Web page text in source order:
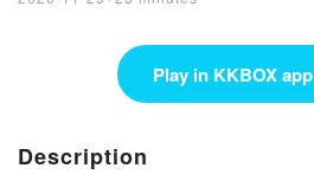
Play in KKBOX
Description